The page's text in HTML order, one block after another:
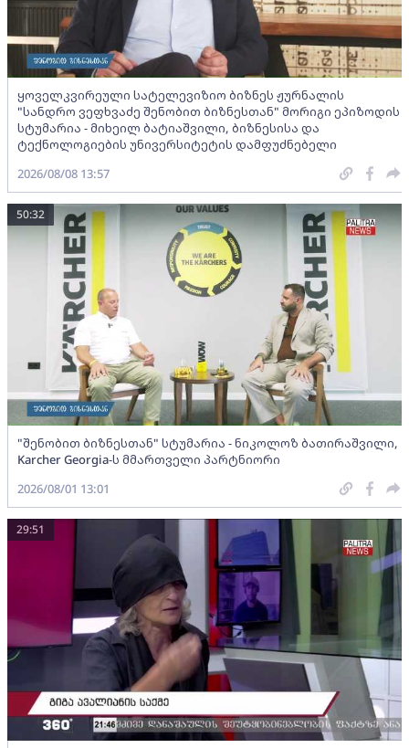
ყოველკვირეული სატელევიზიო ბიზნეს ჟურნალის
"სანდრო ვეფხვაძე შენობით ბიზნესთან" მორიგი ეპიზოდის
სტუმარია - მიხეილ ბატიაშვილი, ბიზნესისა და
ტექნოლოგიების უნივერსიტეტის დამფუძნებელი
2026/08/08 13:57
"შენობით ბიზნესთან" სტუმარია - ნიკოლოზ ბათირაშვილი,
Karcher Georgia-ს მმართველი პარტნიორი
50:32
2026/08/01 13:01
29:51